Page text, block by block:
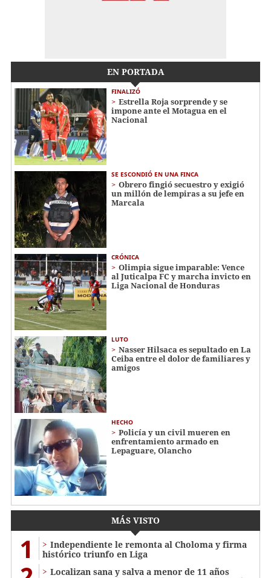
EN PORTADA
FINALIZÓ
Estrella Roja sorprende y se
impone ante el Motagua en el
Nacional
SE ESCONDIÓ EN UNA FINCA
Obrero fingió secuestro y exigió
un millón de lempiras a su jefe en
Marcala
CRÓNICA
Olimpia sigue imparable: Vence
al Juticalpa FC y marcha invicto en
Liga Nacional de Honduras
LUTO
Nasser Hilsaca es sepultado en La
Ceiba entre el dolor de familiares y
amigos
HECHO
Policía y un civil mueren en
enfrentamiento armado en
Lepaguare, Olancho
MÁS VISTO
1
Independiente le remonta al Choloma y firma
histórico triunfo en Liga
Localizan sana y salva a menor de 11 años